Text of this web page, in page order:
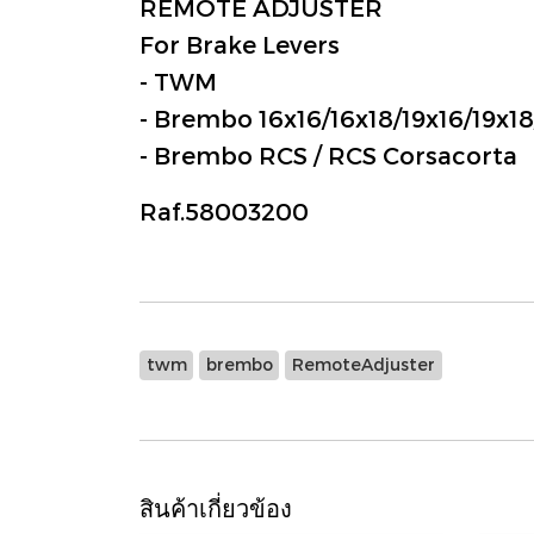
REMOTE ADJUSTER
For Brake Levers
- TWM
- Brembo 16x16/16x18/19x16/
- Brembo RCS / RCS Corsacorta
Raf.58003200
twm brembo RemoteAdjuster
สินค้าเกี่ยวข้อง